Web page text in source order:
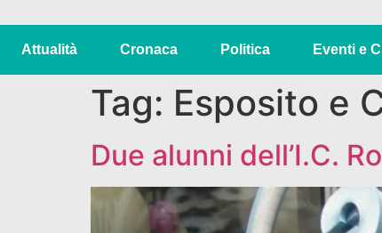
Attualità Cronaca Politica Eventi e
Tag: Esposito e
Due alunni dell’I.C.